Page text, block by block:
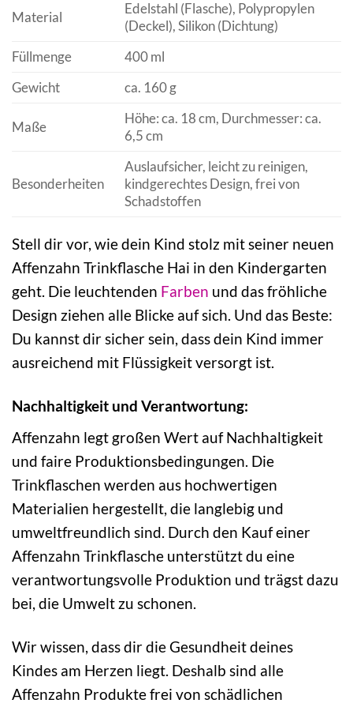
Material
Edelstahl (Flasche), Polypropylen
(Deckel), Silikon (Dichtung)
Füllmenge
400 ml
Gewicht
ca. 160 g
Maße
Höhe: ca. 18 cm, Durchmesser: ca.
6,5 cm
Besonderheiten
Auslaufsicher, leicht zu reinigen,
kindgerechtes Design, frei von
Schadstoffen
Stell dir vor, wie dein Kind stolz mit seiner neuen
Affenzahn Trinkflasche Hai in den Kindergarten
geht. Die leuchtenden Farben und das fröhliche
Design ziehen alle Blicke auf sich. Und das Beste:
Du kannst dir sicher sein, dass dein Kind immer
ausreichend mit Flüssigkeit versorgt ist.
Nachhaltigkeit und Verantwortung:
Affenzahn legt großen Wert auf Nachhaltigkeit
und faire Produktionsbedingungen. Die
Trinkflaschen werden aus hochwertigen
Materialien hergestellt, die langlebig und
umweltfreundlich sind. Durch den Kauf einer
Affenzahn Trinkflasche unterstützt du eine
verantwortungsvolle Produktion und trägst dazu
bei, die Umwelt zu schonen.
Wir wissen, dass dir die Gesundheit deines
Kindes am Herzen liegt. Deshalb sind alle
Affenzahn Produkte frei von schädlichen